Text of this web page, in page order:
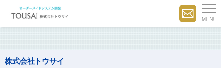
株式会社トウサイ